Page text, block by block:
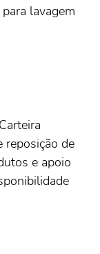
lavagem
reposição de
e apoio